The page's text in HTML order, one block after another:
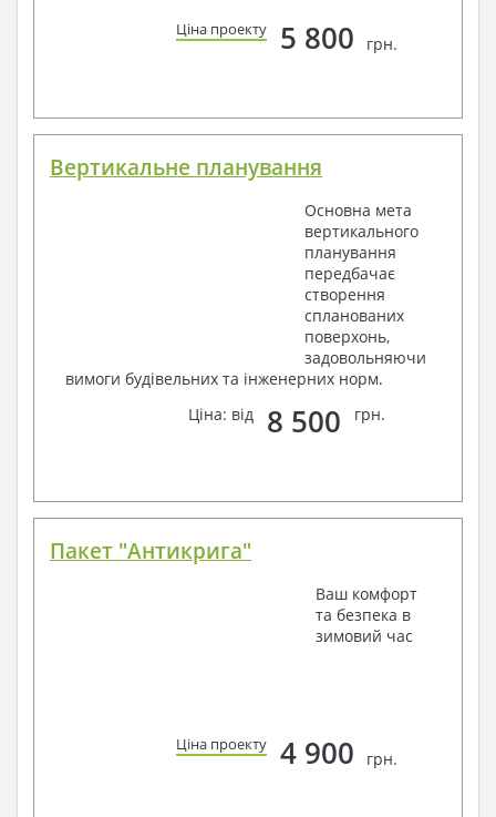
Ціна проекту 5 800 грн.
Вертикальне планування
Основна мета
вертикального
планування
передбачає
створення
спланованих
поверхонь,
задовольняючи
вимоги будівельних та інженерних норм.
Ціна: від
8 500 грн.
Пакет "Антикрига"
Ваш комфорт
та безпека в
зимовий час
Ціна проекту 4 900 грн.